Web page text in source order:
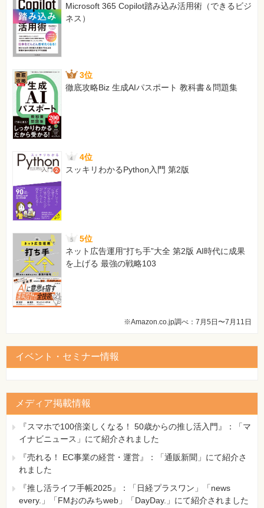
Microsoft 365 Copilot踏み込み活用術（できるビジ
ネス）
3位
徹底攻略Biz 生成AIパスポート 教科書＆問題集
4位
スッキリわかるPython入門 第2版
5位
ネット広告運用“打ち手”大全 第2版 AI時代に成果
を上げる 最強の戦略103
※Amazon.co.jp調べ：7月5日〜7月11日
イベント・セミナー情報
メディア掲載情報
『スマホで100倍楽しくなる！ 50歳からの推し活入門』：「マ
イナビニュース」にて紹介されました
『売れる！ EC事業の経営・運営』：「通販新聞」にて紹介さ
れました
『推し活ライフ手帳2025』：「日経プラスワン」「news
every.」「FMおのみちweb」「DayDay.」にて紹介されました